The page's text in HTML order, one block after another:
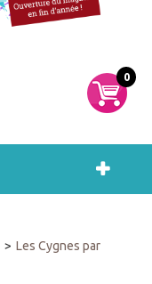
0
> Les Cygnes par